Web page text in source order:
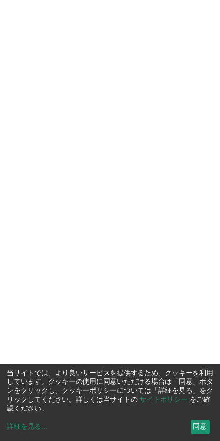
当サイトでは、より良いサービスを提供するため、クッキーを利用
しています。クッキーの使用に同意いただける場合は「同意」ボタ
ンをクリックし、クッキーポリシーについては「詳細を見る」をク
リックしてください。詳しくは当サイトの サイトポリシー をご確
認ください。
詳細を見る ... 同意